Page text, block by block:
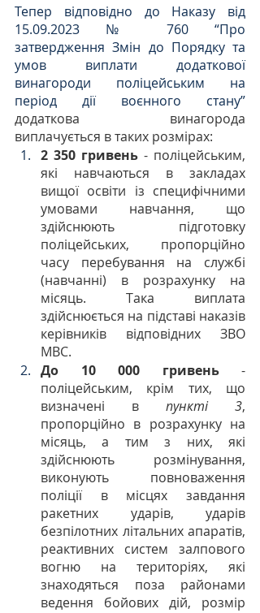
Тепер відповідно до Наказу від
15.09.2023 № 760 “Про
затвердження Змін до Порядку та
умов виплати додаткової
винагороди поліцейським на
додаткова винагорода
виплачується в таких розмірах:
2 350 гривень - поліцейським,
які навчаються в закладах
вищої освіти із специфічними
умовами навчання, що
здійснюють підготовку
поліцейських, пропорційно
часу перебування на службі
(навчанні) в розрахунку на
місяць. Така виплата
здійснюється на підставі наказів
керівників відповідних ЗВО
МВС.
До 10 000 гривень -
поліцейським, крім тих, що
визначені в пункті 3,
пропорційно в розрахунку на
місяць, а тим з них, які
здійснюють розмінування,
виконують повноваження
поліції в місцях завдання
ракетних ударів, ударів
безпілотних літальних апаратів,
реактивних систем залпового
вогню на територіях, які
знаходяться поза районами
ведення бойових дій, розмір